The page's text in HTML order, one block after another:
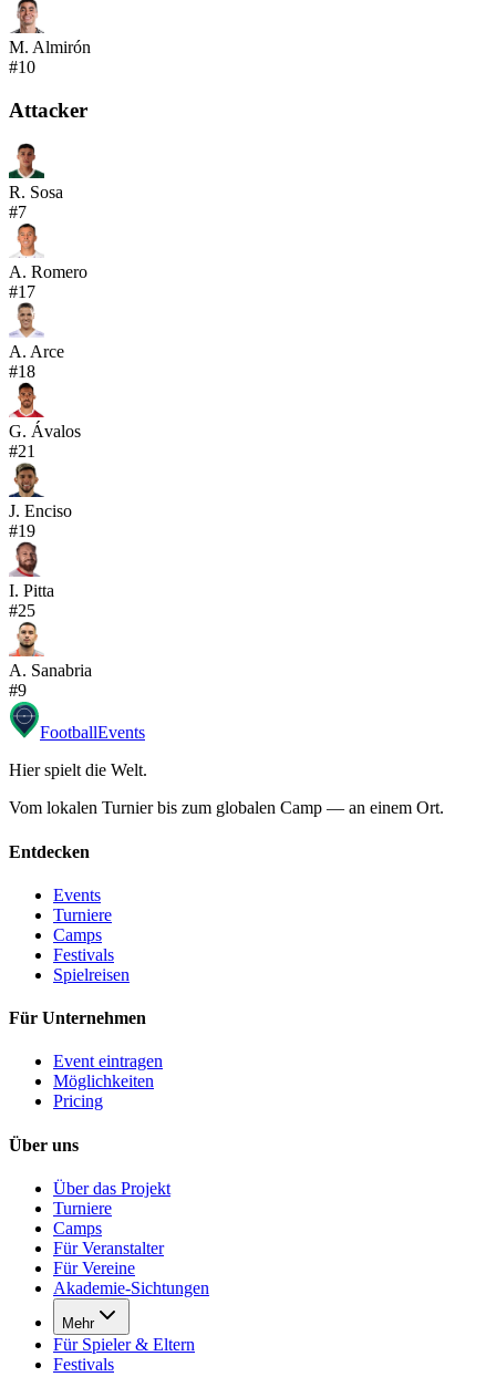
M. Almirón
#10
Attacker
R. Sosa
#7
A. Romero
#17
A. Arce
#18
G. Ávalos
#21
J. Enciso
#19
I. Pitta
#25
A. Sanabria
#9
FootballEvents
Hier spielt die Welt.
Vom lokalen Turnier bis zum globalen Camp — an einem Ort.
Entdecken
Events
Turniere
Camps
Festivals
Spielreisen
Für Unternehmen
Event eintragen
Möglichkeiten
Pricing
Über uns
Über das Projekt
Turniere
Camps
Für Veranstalter
Für Vereine
Akademie-Sichtungen
Mehr
Für Spieler & Eltern
Festivals